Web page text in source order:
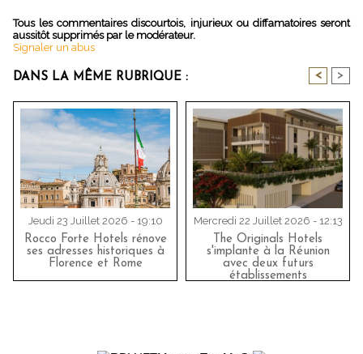
Tous les commentaires discourtois, injurieux ou diffamatoires seront
aussitôt supprimés par le modérateur.
Signaler un abus
DANS LA MÊME RUBRIQUE : < >
Jeudi 23 Juillet 2026 - 19:10
Rocco Forte Hotels rénove
ses adresses historiques à
Florence et Rome
Mercredi 22 Juillet 2026 - 12:13
The Originals Hotels
s'implante à la Réunion
avec deux futurs
établissements